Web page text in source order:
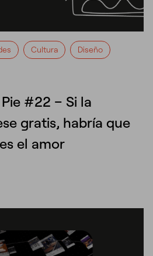
Cultura Diseño
#22 – Si la
gratis, habría que
el amor